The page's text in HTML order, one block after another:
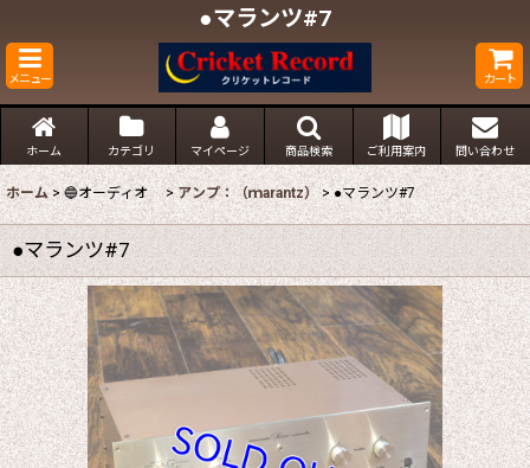
●マランツ#7
メニュー カート
ホーム カテゴリ マイページ 商品検索 ご利用案内 問い合わせ
ホーム > 🔵オーディオ > アンプ：（ｍarantz） > ●マランツ#7
●マランツ#7